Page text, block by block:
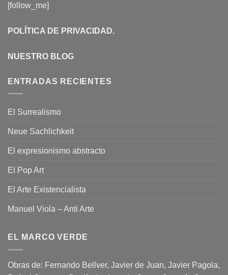
[follow_me]
POLÍTICA DE PRIVACIDAD.
NUESTRO BLOG
ENTRADAS RECIENTES
El Surrealismo
Neue Sachlichkeit
El expresionismo abstracto
El Pop Art
El Arte Existencialista
Manuel Viola – Anti Arte
EL MARCO VERDE
Obras de: Fernando Bellver, Javier de Juan, Javier Pagola,